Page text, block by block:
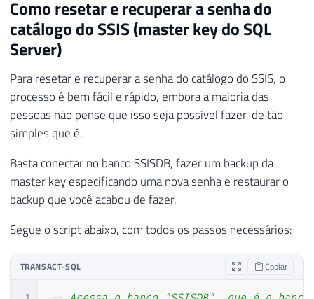
Como resetar e recuperar a senha do
catálogo do SSIS (master key do SQL
Server)
Para resetar e recuperar a senha do catálogo do SSIS, o
processo é bem fácil e rápido, embora a maioria das
pessoas não pense que isso seja possível fazer, de tão
simples que é.
Basta conectar no banco SSISDB, fazer um backup da
master key especificando uma nova senha e restaurar o
backup que você acabou de fazer.
Segue o script abaixo, com todos os passos necessários:
TRANSACT-SQL Copiar